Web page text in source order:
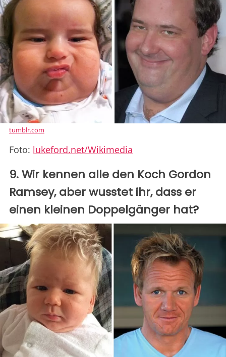
tumblr.com
Foto: lukeford.net/Wikimedia
9. Wir kennen alle den Koch Gordon
Ramsey, aber wusstet ihr, dass er
einen kleinen Doppelgänger hat?